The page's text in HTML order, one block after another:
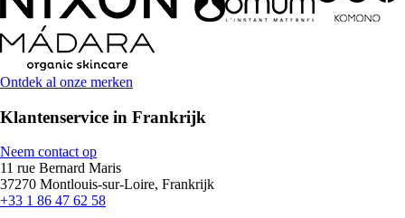
Ontdek al onze merken
Klantenservice in Frankrijk
Neem contact op
11 rue Bernard Maris
37270 Montlouis-sur-Loire, Frankrijk
+33 1 86 47 62 58